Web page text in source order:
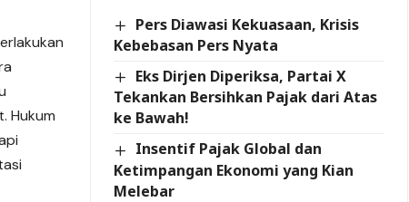
Pers Diawasi Kekuasaan, Krisis
Kebebasan Pers Nyata
Eks Dirjen Diperiksa, Partai X
Tekankan Bersihkan Pajak dari Atas
ke Bawah!
Insentif Pajak Global dan
Ketimpangan Ekonomi yang Kian
Melebar
Hukum